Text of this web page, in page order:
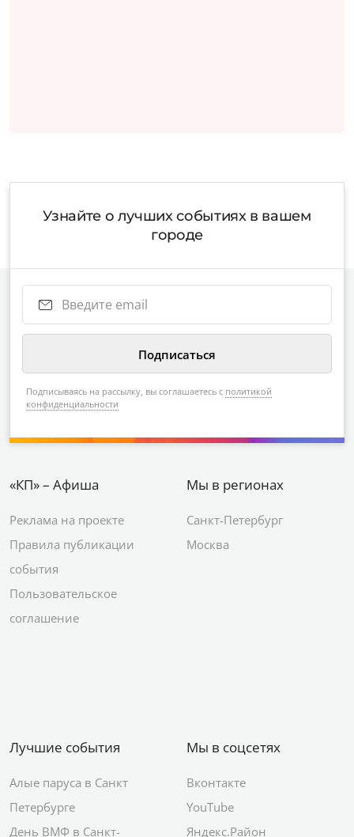
Узнайте о лучших событиях в вашем
городе
Подписываясь на рассылку, вы соглашаетесь с политикой
конфиденциальности
«КП» – Афиша
Реклама на проекте
Правила публикации
события
Пользовательское
соглашение
Мы в регионах
Санкт-Петербург
Москва
Лучшие события
Алые паруса в Санкт
Петербурге
День ВМФ в Санкт-
Мы в соцсетях
Вконтакте
YouTube
Яндекс.Район